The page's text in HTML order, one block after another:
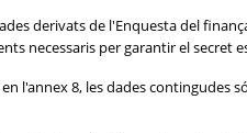
derivats de l'Enquesta del
necessaris per garantir el
l'annex 8, les dades